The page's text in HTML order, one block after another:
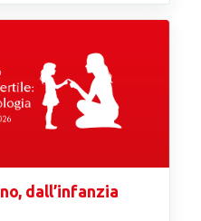
dall’infanzia